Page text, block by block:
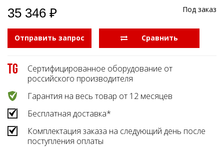
диагональю до 55
дюймов
Промышленные
мониторы для
жестового
Промышленные
мониторы для
35 346 ₽ Под заказ
Отправить запрос
  Сравнить
Сертифицированное оборудование от
российского производителя
Гарантия на весь товар от 12 месяцев
Бесплатная доставка*
Комплектация заказа на следующий день после
поступления оплаты